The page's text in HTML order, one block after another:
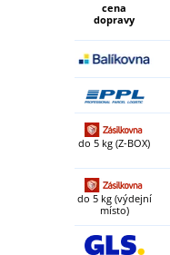
cena
dopravy
do 5 kg (Z-BOX)
do 5 kg (výdejní
místo)